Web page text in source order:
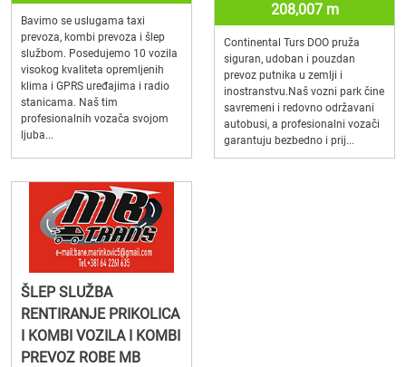
Bavimo se uslugama taxi
prevoza, kombi prevoza i šlep
službom. Posedujemo 10 vozila
visokog kvaliteta opremljenih
klima i GPRS uređajima i radio
stanicama. Naš tim
profesionalnih vozača svojom
ljuba...
208,007 m
Continental Turs DOO pruža
siguran, udoban i pouzdan
prevoz putnika u zemlji i
inostranstvu.Naš vozni park čine
savremeni i redovno održavani
autobusi, a profesionalni vozači
garantuju bezbedno i prij...
ŠLEP SLUŽBA
RENTIRANJE PRIKOLICA
I KOMBI VOZILA I KOMBI
PREVOZ ROBE MB